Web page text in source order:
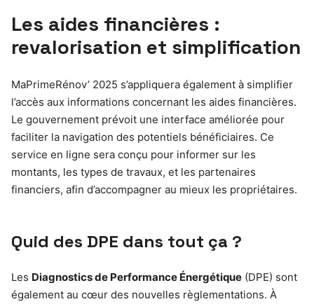
Les aides financières :
revalorisation et simplification
MaPrimeRénov’ 2025 s’appliquera également à simplifier
l’accès aux informations concernant les aides financières.
Le gouvernement prévoit une interface améliorée pour
faciliter la navigation des potentiels bénéficiaires. Ce
service en ligne sera conçu pour informer sur les
montants, les types de travaux, et les partenaires
financiers, afin d’accompagner au mieux les propriétaires.
Quid des DPE dans tout ça ?
Les Diagnostics de Performance Énergétique (DPE) sont
également au cœur des nouvelles règlementations. À